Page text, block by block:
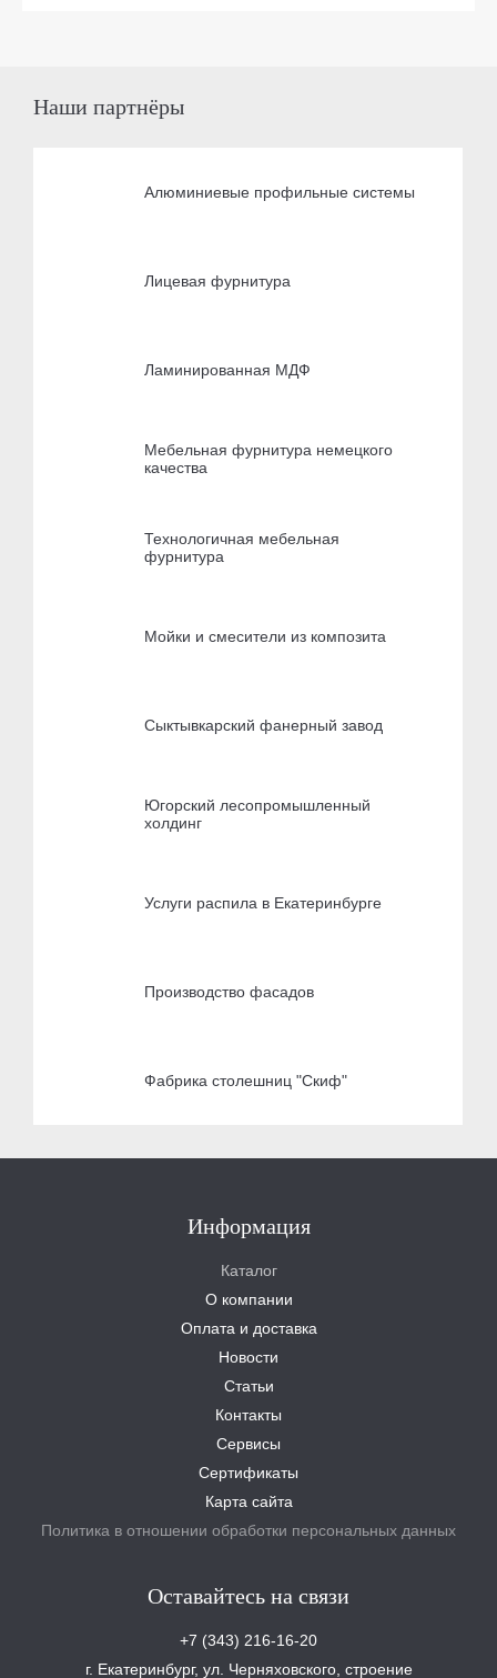
Наши партнёры
Алюминиевые профильные системы
Лицевая фурнитура
Ламинированная МДФ
Мебельная фурнитура немецкого
качества
Технологичная мебельная
фурнитура
Мойки и смесители из композита
Сыктывкарский фанерный завод
Югорский лесопромышленный
холдинг
Услуги распила в Екатеринбурге
Производство фасадов
Фабрика столешниц "Скиф"
Информация
Каталог
О компании
Оплата и доставка
Новости
Статьи
Контакты
Сервисы
Сертификаты
Карта сайта
Политика в отношении обработки персональных данных
Оставайтесь на связи
+7 (343) 216-16-20
г. Екатеринбург, ул. Черняховского, строение